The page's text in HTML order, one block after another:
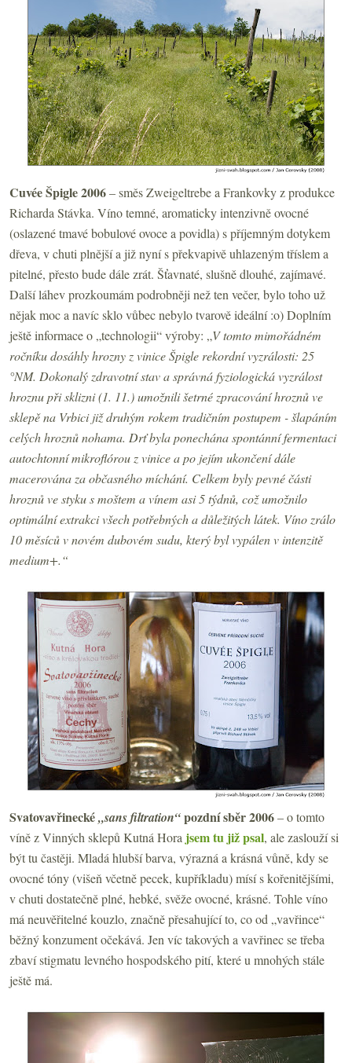
Cuvée Špigle 2006– směs Zweigeltrebe a Frankovky z produkce
Richarda Stávka. Víno temné, aromaticky intenzivně ovocné
(oslazené tmavé bobulové ovoce a povidla) s příjemným dotykem
dřeva, v chuti plnější a již nyní s překvapivě uhlazeným tříslem a
pitelné, přesto bude dále zrát. Šťavnaté, slušně dlouhé, zajímavé.
Další láhev prozkoumám podrobněji než ten večer, bylo toho už
nějak moc a navíc sklo vůbec nebylo tvarově ideální :o) Doplním
ještě informace o „technologii“ výroby: „V tomto mimořádném
ročníku dosáhly hrozny z vinice Špigle rekordní vyzrálosti: 25
°NM. Dokonalý zdravotní stav a správná fyziologická vyzrálost
hroznu při sklizni (1. 11.) umožnili šetrné zpracování hroznů ve
sklepě na Vrbici již druhým rokem tradičním postupem - šlapáním
celých hroznů nohama. Drť byla ponechána spontánní fermentaci
autochtonní mikroflórou z vinice a po jejím ukončení dále
macerována za občasného míchání. Celkem byly pevné části
hroznů ve styku s moštem a vínem asi 5 týdnů, což umožnilo
optimální extrakci všech potřebných a důležitých látek. Víno zrálo
10 měsíců v novém dubovém sudu, který byl vypálen v intenzitě
medium+.“
Svatovavřinecké„sans filtration“pozdní sběr 2006– o tomto
víně z Vinných sklepů Kutná Hora jsem tu již psal, ale zaslouží si
být tu častěji. Mladá hlubší barva, výrazná a krásná vůně, kdy se
ovocné tóny (višeň včetně pecek, kupříkladu) mísí s kořenitějšími,
v chuti dostatečně plné, hebké, svěže ovocné, krásné. Tohle víno
má neuvěřitelné kouzlo, značně přesahující to, co od „vavřince“
běžný konzument očekává. Jen víc takových a vavřinec se třeba
zbaví stigmatu levného hospodského pití, které u mnohých stále
ještě má.